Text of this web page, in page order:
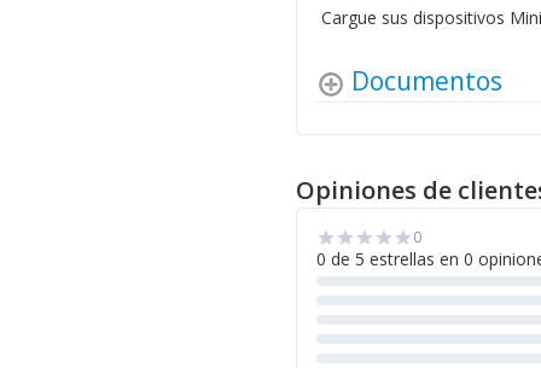
Cargue sus dispositivos
Documentos
Opiniones de
star star star star star0
0 de 5 estrellas en 0